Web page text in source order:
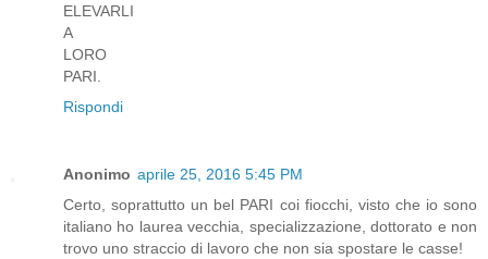
ELEVARLI
A
LORO
PARI.
Rispondi
Anonimo aprile 25, 2016 5:45 PM
Certo, soprattutto un bel PARI coi fiocchi, visto che io sono
italiano ho laurea vecchia, specializzazione, dottorato e non
trovo uno straccio di lavoro che non sia spostare le casse!